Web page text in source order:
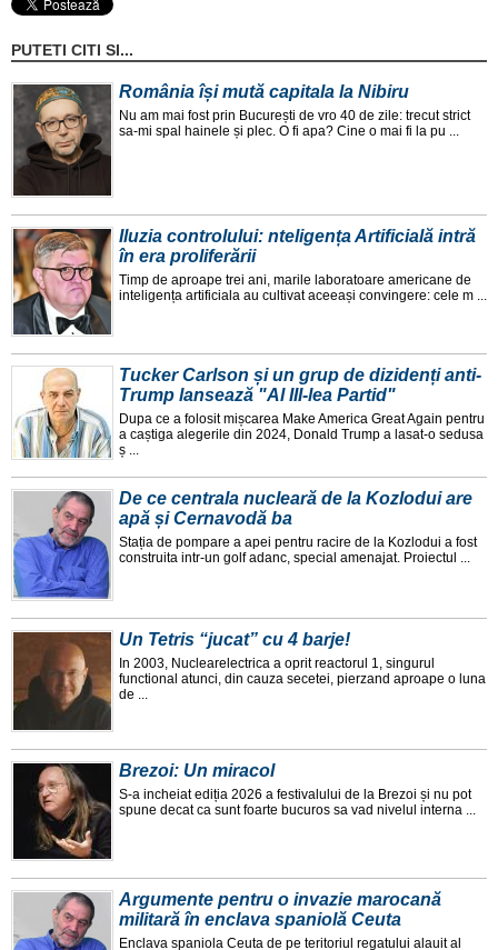
PUTETI CITI SI...
România își mută capitala la Nibiru
Nu am mai fost prin București de vro 40 de zile: trecut strict
sa-mi spal hainele și plec. O fi apa? Cine o mai fi la pu ...
Iluzia controlului: nteligența Artificială intră
în era proliferării
Timp de aproape trei ani, marile laboratoare americane de
inteligența artificiala au cultivat aceeași convingere: cele m ...
Tucker Carlson și un grup de dizidenți anti-
Trump lansează "Al III-lea Partid"
Dupa ce a folosit mișcarea Make America Great Again pentru
a caștiga alegerile din 2024, Donald Trump a lasat-o sedusa
ș ...
De ce centrala nucleară de la Kozlodui are
apă și Cernavodă ba
Stația de pompare a apei pentru racire de la Kozlodui a fost
construita intr-un golf adanc, special amenajat. Proiectul ...
Un Tetris “jucat” cu 4 barje!
In 2003, Nuclearelectrica a oprit reactorul 1, singurul
functional atunci, din cauza secetei, pierzand aproape o luna
de ...
Brezoi: Un miracol
S-a incheiat ediția 2026 a festivalului de la Brezoi și nu pot
spune decat ca sunt foarte bucuros sa vad nivelul interna ...
Argumente pentru o invazie marocană
militară în enclava spaniolă Ceuta
Enclava spaniola Ceuta de pe teritoriul regatului alauit al